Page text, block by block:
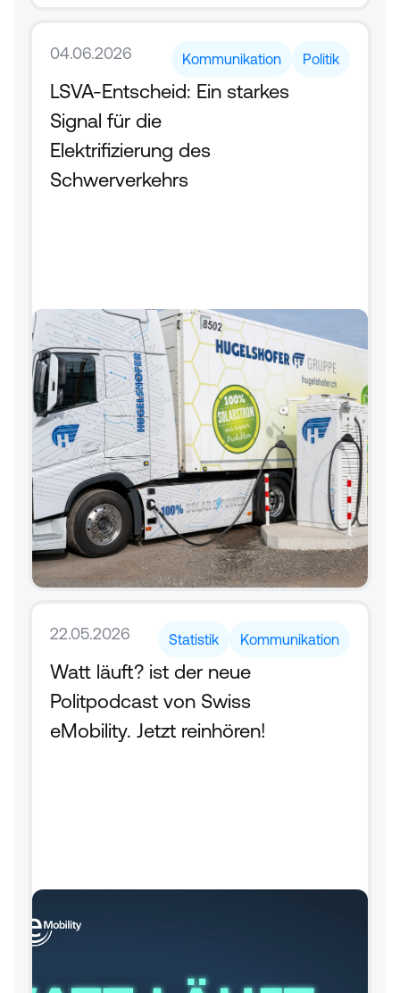
04.06.2026 Kommunikation Politik
LSVA-Entscheid: Ein starkes
Signal für die
Elektrifizierung des
Schwerverkehrs
22.05.2026 Statistik Kommunikation
Watt läuft? ist der neue
Politpodcast von Swiss
eMobility. Jetzt reinhören!